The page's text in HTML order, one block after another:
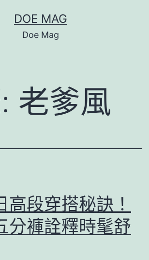
DOE MAG
Doe Mag
老爹風
高段穿搭秘訣！
分褲詮釋時髦舒